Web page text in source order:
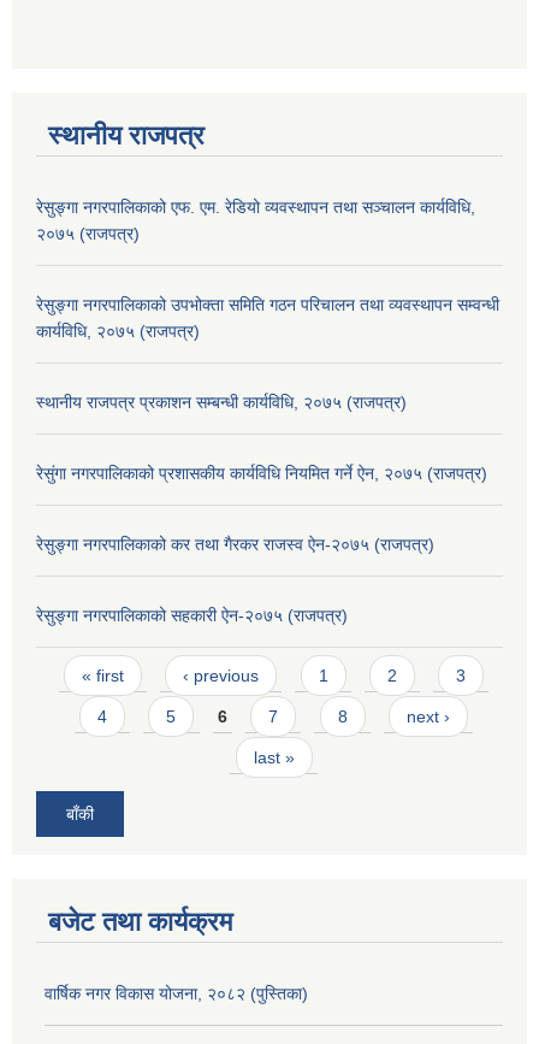
स्थानीय राजपत्र
रेसुङ्गा नगरपालिकाको एफ. एम. रेडियो व्यवस्थापन तथा सञ्चालन कार्यविधि,
२०७५ (राजपत्र)
रेसुङ्गा नगरपालिकाको उपभोक्ता समिति गठन परिचालन तथा व्यवस्थापन सम्वन्धी
कार्यविधि, २०७५ (राजपत्र)
स्थानीय राजपत्र प्रकाशन सम्बन्धी कार्यविधि, २०७५ (राजपत्र)
रेसुंगा नगरपालिकाको प्रशासकीय कार्यविधि नियमित गर्ने ऐन, २०७५ (राजपत्र)
रेसुङ्गा नगरपालिकाको कर तथा गैरकर राजस्व ऐन-२०७५ (राजपत्र)
रेसुङ्गा नगरपालिकाको सहकारी ऐन-२०७५ (राजपत्र)
Pages
« first ‹ previous 1 2 3
4 5 6 7 8 next ›
last »
बाँकी
बजेट तथा कार्यक्रम
वार्षिक नगर विकास योजना, २०८२ (पुस्तिका)